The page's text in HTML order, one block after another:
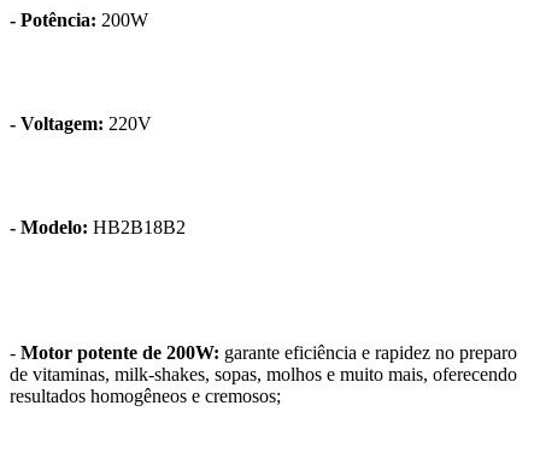
- Potência: 200W
- Voltagem: 220V
- Modelo: HB2B18B2
- Motor potente de 200W: garante eficiência e rapidez no preparo
de vitaminas, milk-shakes, sopas, molhos e muito mais, oferecendo
resultados homogêneos e cremosos;